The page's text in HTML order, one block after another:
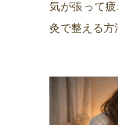
気が張って
灸で整える方